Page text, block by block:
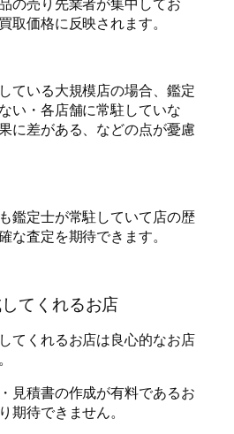
取価格に反映されます。
ている大規模店の場合、鑑定
い・各店舗に常駐していな
に差がある、などの点が憂慮
鑑定士が常駐していて店の歴
な査定を期待できます。
てくれるお店
てくれるお店は良心的なお店
見積書の作成が有料であるお
期待できません。